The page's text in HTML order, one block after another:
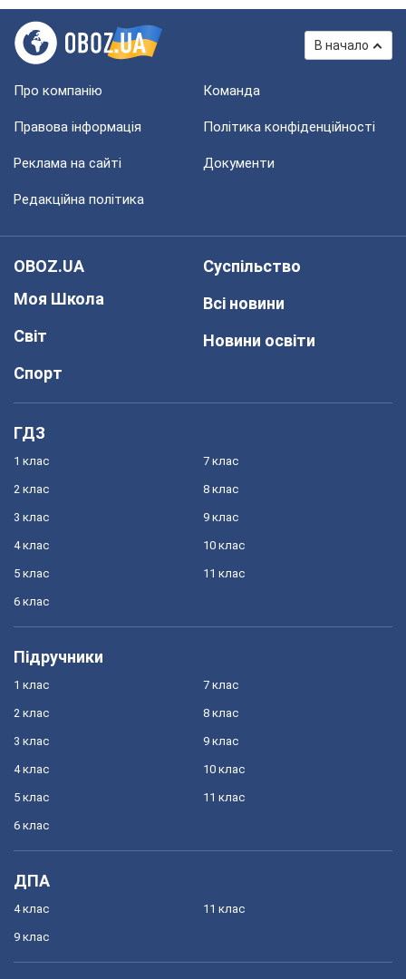
В начало
Про компанію Команда
Правова інформація Політика конфіденційності
Реклама на сайті Документи
Редакційна політика
OBOZ.UA
Моя Школа
Світ
Спорт
Суспільство
Всі новини
Новини освіти
ГДЗ
1 клас
2 клас
3 клас
4 клас
5 клас
6 клас
7 клас
8 клас
9 клас
10 клас
11 клас
Підручники
1 клас
2 клас
3 клас
4 клас
5 клас
6 клас
7 клас
8 клас
9 клас
10 клас
11 клас
ДПА
4 клас
9 клас
11 клас